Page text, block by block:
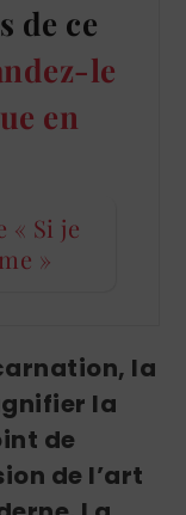
de ce
le
en
« Si je
»
la
la
de
de l’art